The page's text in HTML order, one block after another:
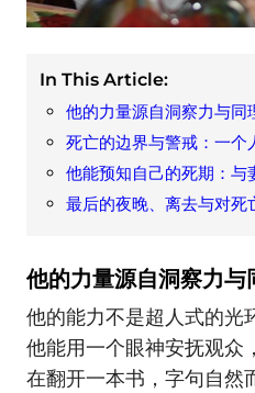
In This Article:
他的力量源自洞察力与同
死亡的边界与警戒：一个
他能预知自己的死期：与
最后的夜晚、离去与对死
他的力量源自洞察力与
他的能力不是超人式的光
他能用一个眼神安抚观众
在翻开一本书，字句自然